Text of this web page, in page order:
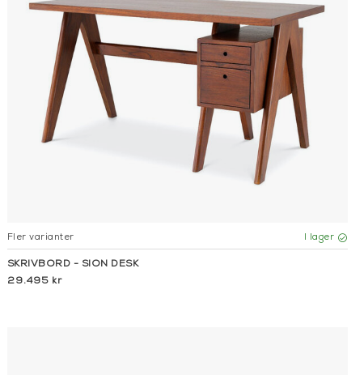
Fler varianter I lager
SKRIVBORD - SION DESK
29.495 kr